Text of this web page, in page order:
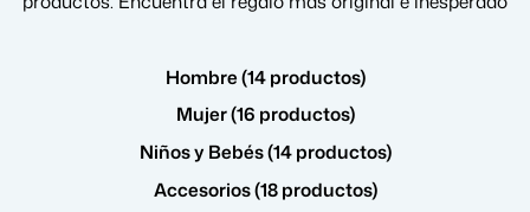
Hombre (14 productos)
Mujer (16 productos)
Niños y Bebés (14 productos)
Accesorios (18 productos)